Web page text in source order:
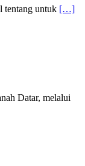
tentang untuk […]
Datar, melalui